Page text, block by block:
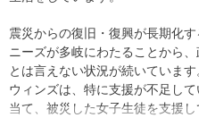
・その他被災地のニーズに応じた
・支援に伴う事務局運営費
※ピースウィンズ・ジャパン寄付
さい。
特定非営利活動法人ピースウィ
（PDF）
震災からの復旧・復興が長期化
ニーズが多岐にわたることから
とは言えない状況が続いていま
ウィンズは、特に支援が不足し
当て、被災した女子生徒を支援し